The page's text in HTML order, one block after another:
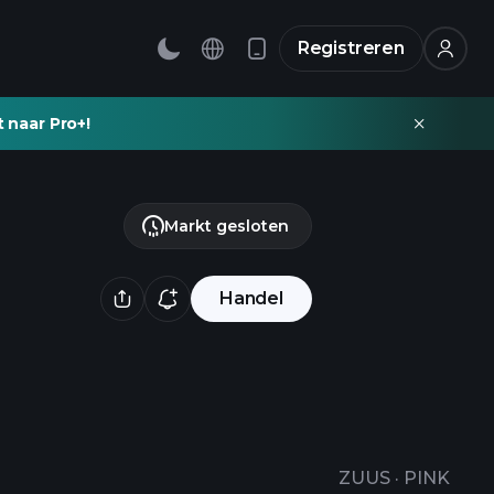
Registreren
Pro+!
Handel
ZUUS · PINK
Markt gesloten